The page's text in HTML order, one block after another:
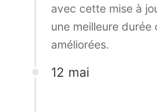
avec cette mise à
une meilleure
améliorées.
12 mai